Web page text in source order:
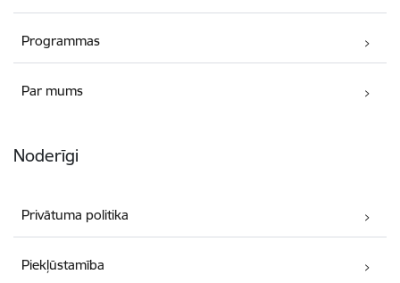
Programmas
Par mums
Noderīgi
Privātuma politika
Piekļūstamība